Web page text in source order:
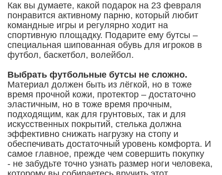
Как вы думаете, какой подарок на 23 февраля
понравится активному парню, который любит
командные игры и регулярно ходит на
спортивную площадку. Подарите ему бутсы –
специальная шипованная обувь для игроков в
футбол, баскетбол, волейбол.
Выбрать футбольные бутсы не сложно.
Материал должен быть из лёгкой, но в тоже
время прочной кожи, протектор – достаточно
эластичным, но в тоже время прочным,
подходящим, как для грунтовых, так и для
искусственных покрытий, стелька должна
эффективно снижать нагрузку на стопу и
обеспечивать достаточный уровень комфорта. И
самое главное, прежде чем совершить покупку
- не забудьте точно узнать размер ноги человека,